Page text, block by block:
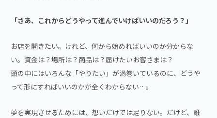
「さあ、これからどうやって進んでいけばいいのだろう？」
お店を開きたい。けれど、何から始めればいいのか分からな
い。資金は？場所は？商品は？届けたいお客さまは？
頭の中にはいろんな「やりたい」が渦巻いているのに、どうや
って形にすればいいのかが全くわからない…。
夢を実現させるためには、想いだけでは足りない。だけど、誰